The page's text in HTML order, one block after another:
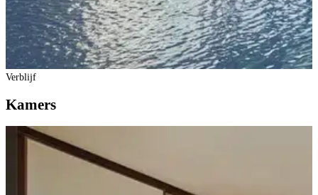
Verblijf
Kamers